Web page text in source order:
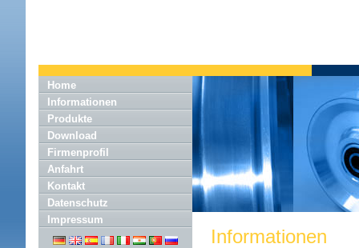
Home
Informationen
Produkte
Download
Firmenprofil
Anfahrt
Kontakt
Datenschutz
Impressum
Informationen